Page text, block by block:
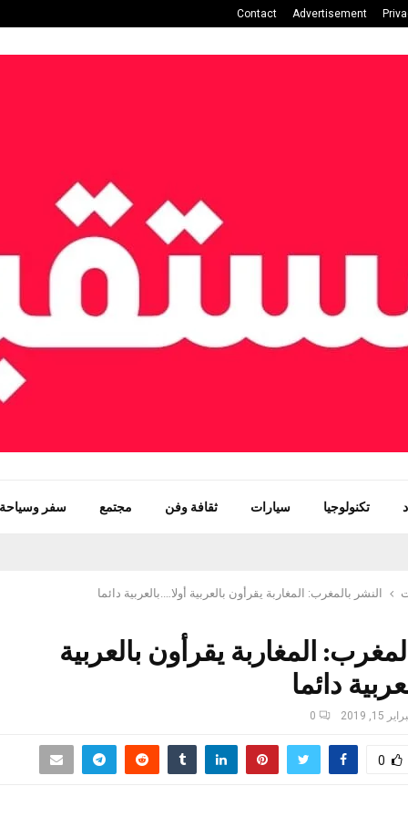
Advertisement
Contact
تكنولوجيا سيارات ثقافة وفن مجتمع سفر وسياحة
النشر بالمغرب: المغاربة يقرأون بالعربية أولا….بالعربية دائما
المغاربة يقرأون بالعربية
دائما
15, 2019
0
0